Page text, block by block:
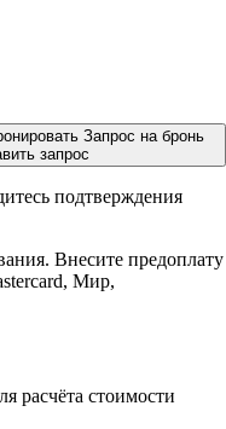
Запрос на бронь
запрос
подтверждения
Внесите предоплату
Мир,
расчёта стоимости